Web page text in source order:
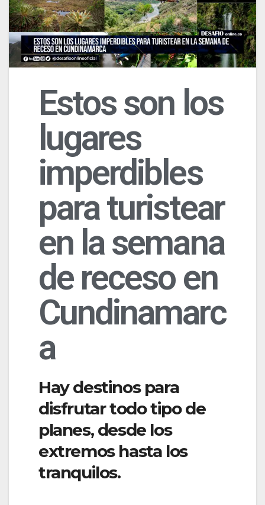
Estos son los
lugares
imperdibles
para turistear
en la semana
de receso en
Cundinamarc
a
Hay destinos para
disfrutar todo tipo de
planes, desde los
extremos hasta los
tranquilos.